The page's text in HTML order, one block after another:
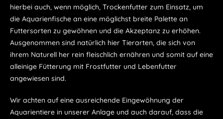
hierbei auch, wenn möglich, Trockenfutter zum Einsatz, um
die Aquarienfische an eine möglichst breite Palette an
Futtersorten zu gewöhnen und die Akzeptanz zu erhöhen.
Ausgenommen sind natürlich hier Tierarten, die sich von
ihrem Naturell her rein fleischlich ernähren und somit auf eine
alleinige Fütterung mit Frostfutter und Lebenfutter
angewiesen sind.
Wir achten auf eine ausreichende Eingewöhnung der
Aquarientiere in unserer Anlage und auch darauf, dass die